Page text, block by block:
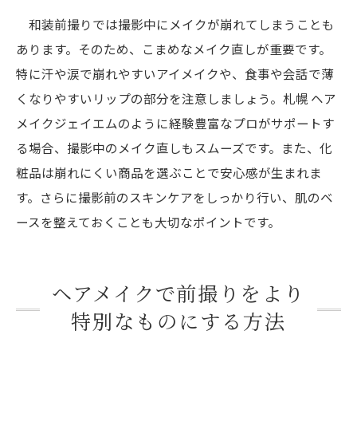
和装前撮りでは撮影中にメイクが崩れてしまうことも
あります。そのため、こまめなメイク直しが重要です。
特に汗や涙で崩れやすいアイメイクや、食事や会話で薄
くなりやすいリップの部分を注意しましょう。札幌 ヘア
メイクジェイエムのように経験豊富なプロがサポートす
る場合、撮影中のメイク直しもスムーズです。また、化
粧品は崩れにくい商品を選ぶことで安心感が生まれま
す。さらに撮影前のスキンケアをしっかり行い、肌のベ
ースを整えておくことも大切なポイントです。
ヘアメイクで前撮りをより
特別なものにする方法